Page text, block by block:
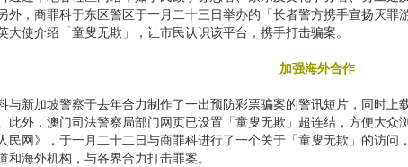
外，商罪科于东区警区于一月二十三日举办的「长者警方携手宣扬灭
大使介绍「童叟无欺」，让市民认识该平台，携手打击骗案。
加强海外合作
与新加坡警察于去年合力制作了一出预防彩票骗案的警讯短片，同时上
此外，澳门司法警察局部门网页已设置「童叟无欺」超连结，方便大
民网》，于一月二十二日与商罪科进行了一个关于「童叟无欺」的访
和海外机构，与各界合力打击罪案。